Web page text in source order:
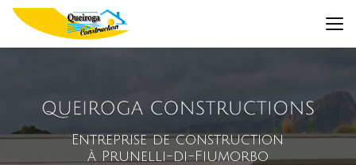
Aller
principal
Entreprise de construction
à Prunelli-di-Fiumorbo